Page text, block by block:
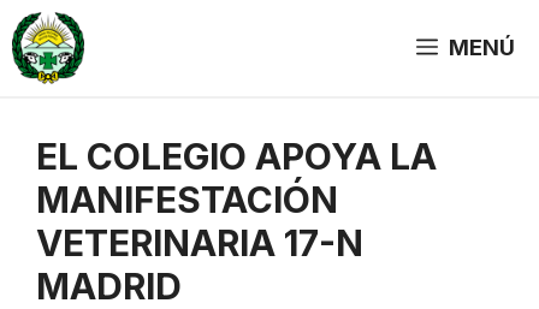
Saltar
al
contenido
MENÚ
EL COLEGIO APOYA LA
MANIFESTACIÓN
VETERINARIA 17-N
MADRID